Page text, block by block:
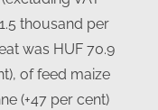
thousand per
was HUF 70.9
of feed maize
(+47 per cent)